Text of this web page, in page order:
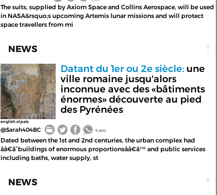
The suits, supplied by Axiom Space and Collins Aerospace, will be used
in NASA&rsquo;s upcoming Artemis lunar missions and will protect
space travellers from mi
NEWS
english.elpais
Datant du 1er ou 2e siècle:une
ville romaine jusqu'alors
inconnue avec des «bâtiments
énormes» découverte au pied
des Pyrénées
@Sarah404BC 4 ans
Dated between the 1st and 2nd centuries, the urban complex had
ââ€â˜buildings of enormous proportionsââ€â™ and public services
including baths, water supply, st
NEWS